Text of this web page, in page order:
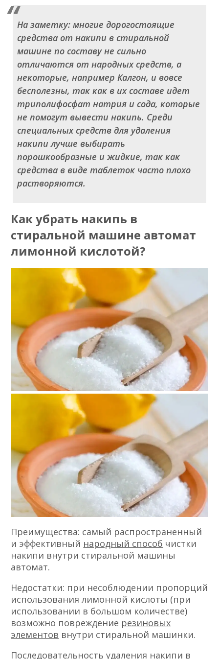
На заметку: многие дорогостоящие
средства от накипи в стиральной
машине по составу не сильно
отличаются от народных средств, а
некоторые, например Калгон, и вовсе
бесполезны, так как в их составе идет
триполифосфат натрия и сода, которые
не помогут вывести накипь. Среди
специальных средств для удаления
накипи лучше выбирать
порошкообразные и жидкие, так как
средства в виде таблеток часто плохо
растворяются.
Как убрать накипь в
стиральной машине автомат
лимонной кислотой?
Преимущества: самый распространенный
и эффективный народный способ чистки
накипи внутри стиральной машины
автомат.
Недостатки: при несоблюдении пропорций
использования лимонной кислоты (при
использовании в большом количестве)
возможно повреждение резиновых
элементов внутри стиральной машинки.
Последовательность удаления накипи в